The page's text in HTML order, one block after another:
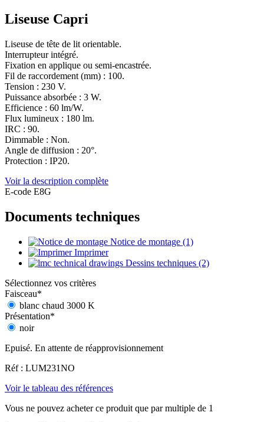
Liseuse Capri
Liseuse de tête de lit orientable.
Interrupteur intégré.
Fixation en applique ou semi-encastrée.
Fil de raccordement (mm) : 100.
Tension : 230 V.
Puissance absorbée : 3 W.
Efficience : 60 lm/W.
Flux lumineux : 180 lm.
IRC : 90.
Dimmable : Non.
Angle de diffusion : 20°.
Protection : IP20.
Voir la description complète
E-code E8G
Documents techniques
Notice de montage (1)
Imprimer
Dessins techniques (2)
Sélectionnez vos critères
Faisceau*
blanc chaud 3000 K
Présentation*
noir
Epuisé. En attente de réapprovisionnement
Réf : LUM231NO
Voir le tableau des références
Vous ne pouvez acheter ce produit que par multiple de 1